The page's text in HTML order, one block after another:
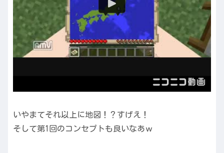
いやまてそれ以上に地図！？すげえ！
そして第1回のコンセプトも良いなあｗ